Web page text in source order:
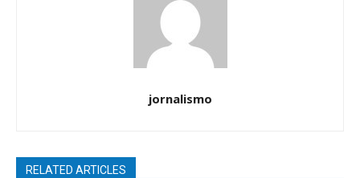
jornalismo
RELATED ARTICLES